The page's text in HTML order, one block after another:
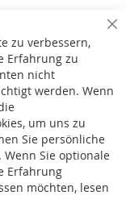
zu verbessern,
Erfahrung zu
nicht
werden. Wenn
um uns zu
Sie persönliche
Sie optionale
Erfahrung
möchten, lesen